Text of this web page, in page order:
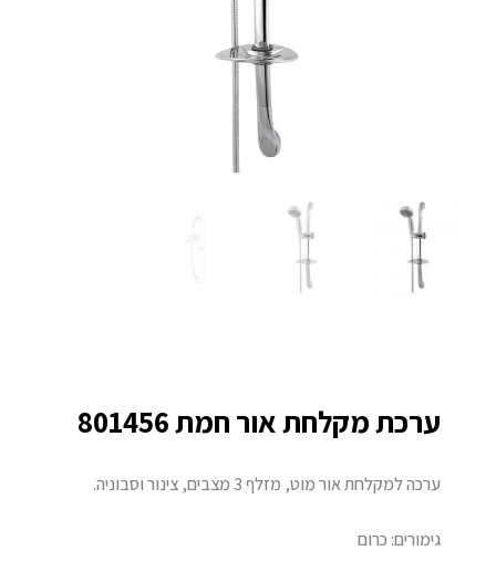
ערכת מקלחת אור חמת 801456
ערכה למקלחת אור מוט, מזלף 3 מצבים, צינור וסבוניה.
גימורים: כרום